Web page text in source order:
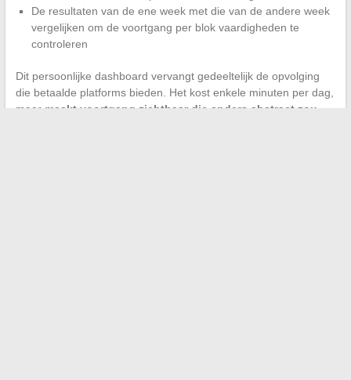
De resultaten van de ene week met die van de andere week
vergelijken om de voortgang per blok vaardigheden te
controleren
Dit persoonlijke dashboard vervangt gedeeltelijk de opvolging
die betaalde platforms bieden. Het kost enkele minuten per dag,
maar maakt voortgang zichtbaar die anders abstract zou